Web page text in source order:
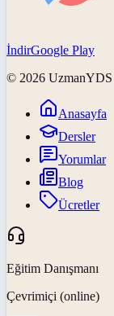
İndirGoogle Play
© 2026 UzmanYDS
Anasayfa
Dersler
Yorumlar
Blog
Ücretler
Eğitim Danışmanı
Çevrimiçi (online)